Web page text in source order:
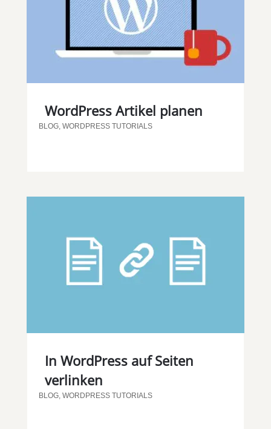
WordPress Artikel planen
BLOG, WORDPRESS TUTORIALS
In WordPress auf Seiten
verlinken
BLOG, WORDPRESS TUTORIALS